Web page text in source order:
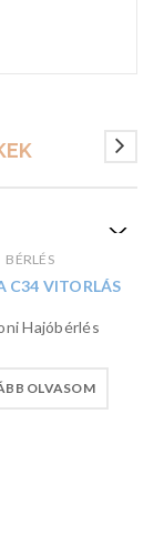
BÉRLÉS
C34 VITORLÁS
Hajóbérlés
OLVASOM